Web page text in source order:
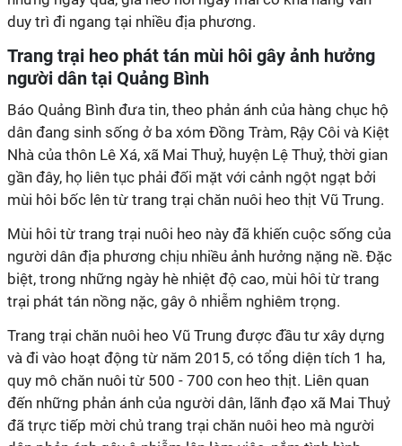
duy trì đi ngang tại nhiều địa phương.
Trang trại heo phát tán mùi hôi gây ảnh hưởng
người dân tại Quảng Bình
Báo Quảng Bình đưa tin, theo phản ánh của hàng chục hộ
dân đang sinh sống ở ba xóm Đồng Tràm, Rậy Côi và Kiệt
Nhà của thôn Lê Xá, xã Mai Thuỷ, huyện Lệ Thuỷ, thời gian
gần đây, họ liên tục phải đối mặt với cảnh ngột ngạt bởi
mùi hôi bốc lên từ trang trại chăn nuôi heo thịt Vũ Trung.
Mùi hôi từ trang trại nuôi heo này đã khiến cuộc sống của
người dân địa phương chịu nhiều ảnh hưởng nặng nề. Đặc
biệt, trong những ngày hè nhiệt độ cao, mùi hôi từ trang
trại phát tán nồng nặc, gây ô nhiễm nghiêm trọng.
Trang trại chăn nuôi heo Vũ Trung được đầu tư xây dựng
và đi vào hoạt động từ năm 2015, có tổng diện tích 1 ha,
quy mô chăn nuôi từ 500 - 700 con heo thịt. Liên quan
đến những phản ánh của người dân, lãnh đạo xã Mai Thuỷ
đã trực tiếp mời chủ trang trại chăn nuôi heo mà người